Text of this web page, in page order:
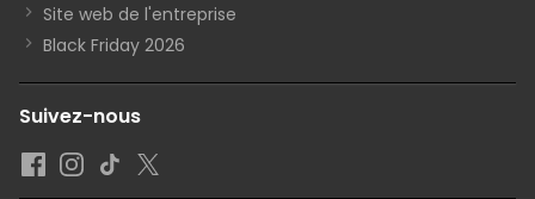
Site web de l'entreprise
Black Friday 2026
Suivez-nous